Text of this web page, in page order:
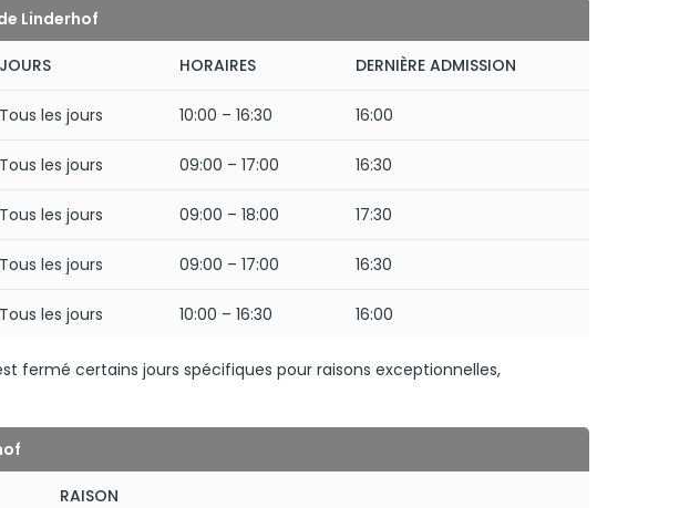
Linderhof
JOURS HORAIRES DERNIÈRE ADMISSION
Tous les jours 10:00 – 16:30 16:00
Tous les jours 09:00 – 17:00 16:30
Tous les jours 09:00 – 18:00 17:30
Tous les jours 09:00 – 17:00 16:30
Tous les jours 10:00 – 16:30 16:00
fermé certains jours spécifiques pour raisons exceptionnelles,
RAISON